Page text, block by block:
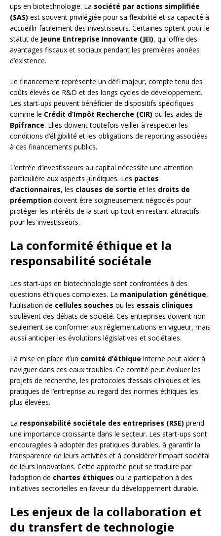
ups en biotechnologie. La société par actions simplifiée
(SAS) est souvent privilégiée pour sa flexibilité et sa capacité à
accueillir facilement des investisseurs. Certaines optent pour le
statut de Jeune Entreprise Innovante (JEI), qui offre des
avantages fiscaux et sociaux pendant les premières années
d’existence.
Le financement représente un défi majeur, compte tenu des
coûts élevés de R&D et des longs cycles de développement.
Les start-ups peuvent bénéficier de dispositifs spécifiques
comme le Crédit d’Impôt Recherche (CIR) ou les aides de
Bpifrance. Elles doivent toutefois veiller à respecter les
conditions d’éligibilité et les obligations de reporting associées
à ces financements publics.
L’entrée d’investisseurs au capital nécessite une attention
particulière aux aspects juridiques. Les pactes
d’actionnaires, les clauses de sortie et les droits de
préemption doivent être soigneusement négociés pour
protéger les intérêts de la start-up tout en restant attractifs
pour les investisseurs.
La conformité éthique et la
responsabilité sociétale
Les start-ups en biotechnologie sont confrontées à des
questions éthiques complexes. La manipulation génétique,
l’utilisation de cellules souches ou les essais cliniques
soulèvent des débats de société. Ces entreprises doivent non
seulement se conformer aux réglementations en vigueur, mais
aussi anticiper les évolutions législatives et sociétales.
La mise en place d’un comité d’éthique interne peut aider à
naviguer dans ces eaux troubles. Ce comité peut évaluer les
projets de recherche, les protocoles d’essais cliniques et les
pratiques de l’entreprise au regard des normes éthiques les
plus élevées.
La responsabilité sociétale des entreprises (RSE) prend
une importance croissante dans le secteur. Les start-ups sont
encouragées à adopter des pratiques durables, à garantir la
transparence de leurs activités et à considérer l’impact sociétal
de leurs innovations. Cette approche peut se traduire par
l’adoption de chartes éthiques ou la participation à des
initiatives sectorielles en faveur du développement durable.
Les enjeux de la collaboration et
du transfert de technologie